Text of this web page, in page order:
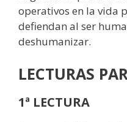
operativos en la vida
defiendan al ser
deshumanizar.
LECTURAS
1ª LECTURA